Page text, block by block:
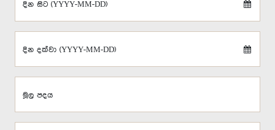
දින සිට (YYYY-MM-DD)
දින දක්වා (YYYY-MM-DD)
මූල පදය